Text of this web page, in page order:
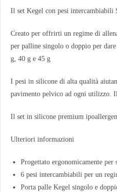
Il set Kegel con pesi
Creato per offrirti un regime di
per palline singolo o doppio per
g, 40 g e 45 g
I pesi in silicone di alta qualità
pavimento pelvico ad ogni utilizzo.
Il set in silicone premium
Ulteriori informazioni
Progettato ergonomicamente
6 pesi intercambiabili per un
Porta palle Kegel singolo e